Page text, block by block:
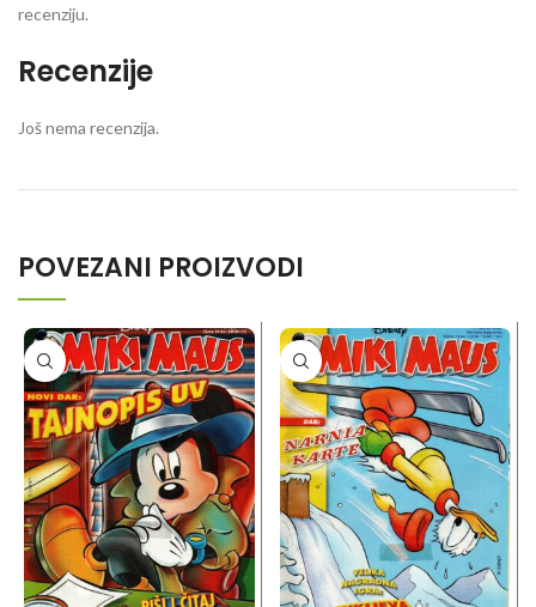
Recenzije
Još nema recenzija.
recenziju.
POVEZANI PROIZVODI